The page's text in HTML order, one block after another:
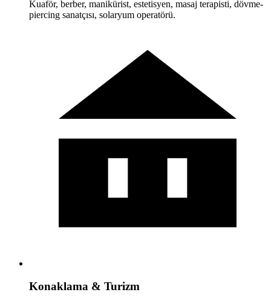
Kuaför, berber, manikürist, estetisyen, masaj terapisti, dövme-
piercing sanatçısı, solaryum operatörü.
Konaklama & Turizm